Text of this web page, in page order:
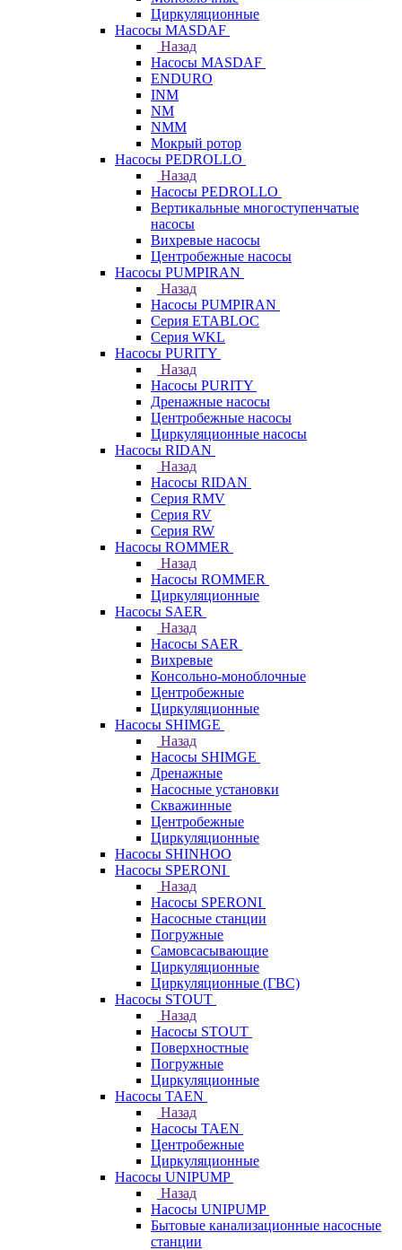
Циркуляционные
Насосы MASDAF
Назад
Насосы MASDAF
ENDURO
INM
NM
NMM
Мокрый ротор
Насосы PEDROLLO
Назад
Насосы PEDROLLO
Вертикальные многоступенчатые
насосы
Вихревые насосы
Центробежные насосы
Насосы PUMPIRAN
Назад
Насосы PUMPIRAN
Серия ETABLOC
Серия WKL
Насосы PURITY
Назад
Насосы PURITY
Дренажные насосы
Центробежные насосы
Циркуляционные насосы
Насосы RIDAN
Назад
Насосы RIDAN
Серия RMV
Серия RV
Серия RW
Насосы ROMMER
Назад
Насосы ROMMER
Циркуляционные
Насосы SAER
Назад
Насосы SAER
Вихревые
Консольно-моноблочные
Центробежные
Циркуляционные
Насосы SHIMGE
Назад
Насосы SHIMGE
Дренажные
Насосные установки
Скважинные
Центробежные
Циркуляционные
Насосы SHINHOO
Насосы SPERONI
Назад
Насосы SPERONI
Насосные станции
Погружные
Самовсасывающие
Циркуляционные
Циркуляционные (ГВС)
Насосы STOUT
Назад
Насосы STOUT
Поверхностные
Погружные
Циркуляционные
Насосы TAEN
Назад
Насосы TAEN
Центробежные
Циркуляционные
Насосы UNIPUMP
Назад
Насосы UNIPUMP
Бытовые канализационные насосные
станции